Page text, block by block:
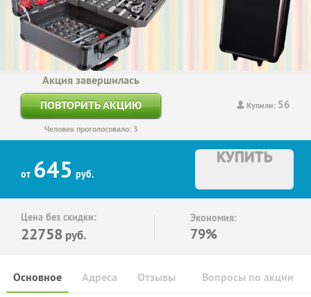
Купили: 56
Акция завершилась
ПОВТОРИТЬ АКЦИЮ
Человек проголосовало: 3
от 645 руб.
КУПИТЬ
Цена без скидки:
22758 руб.
Экономия:
79%
Основное Отзывы Вопросы по акции
Адреса